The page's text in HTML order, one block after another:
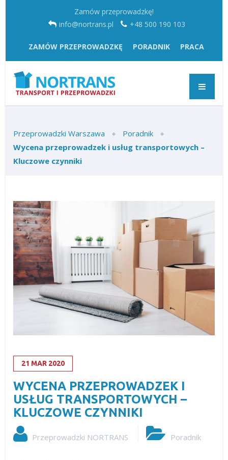
Zamów przeprowadzkę!
info@nortrans.pl
+48 500 190 103
ZAMÓW PRZEPROWADZKĘ PORADNIK PRACA
Przeprowadzki Warszawa
Poradnik
Wycena przeprowadzek i usług transportowych –
Kluczowe czynniki
21 MAR 2020
WYCENA PRZEPROWADZEK I
USŁUG TRANSPORTOWYCH –
KLUCZOWE CZYNNIKI
Przeprowadzki NORTRANS Poradnik